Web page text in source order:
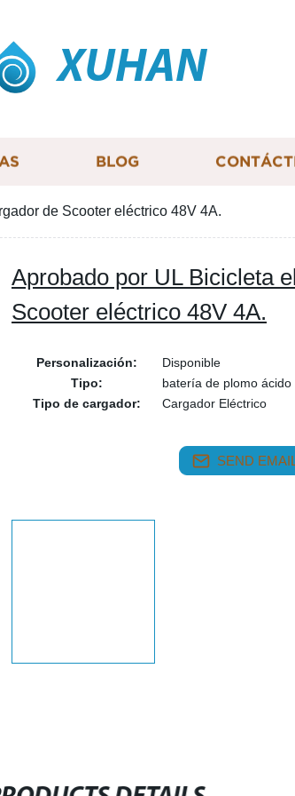
XUHAN
BLOG
de Scooter eléctrico 48V 4A.
Aprobado por UL Bicicleta
Scooter eléctrico 48V 4A.
Personalización:
Disponible
Tipo:
batería de plomo ácido
Tipo de cargador:
Cargador Eléctrico
SEND